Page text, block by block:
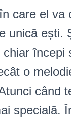
care el va
unică ești.
începi
o
când
specială.